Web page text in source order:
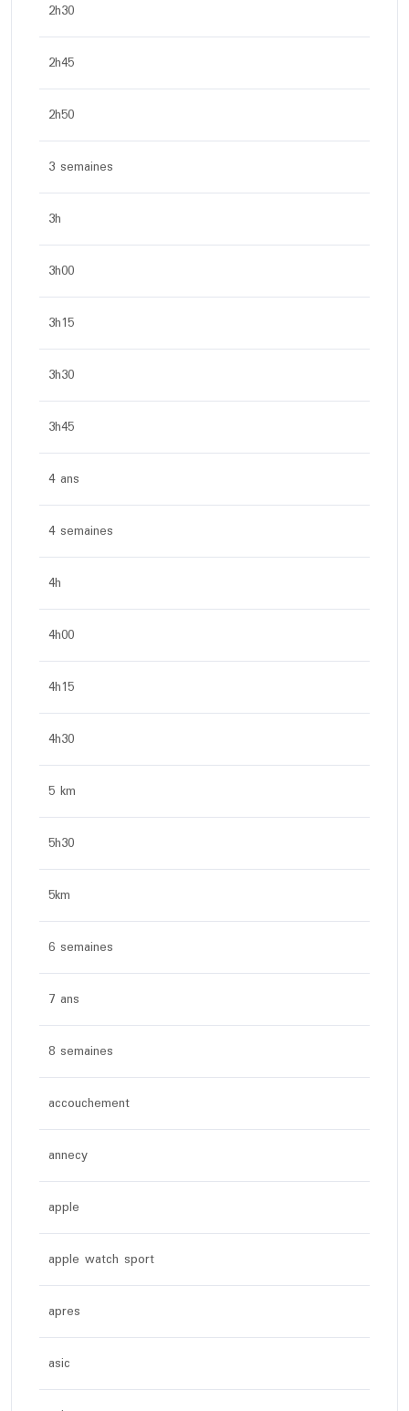
2h30
2h45
2h50
3 semaines
3h
3h00
3h15
3h30
3h45
4 ans
4 semaines
4h
4h00
4h15
4h30
5 km
5h30
5km
6 semaines
7 ans
8 semaines
accouchement
annecy
apple
apple watch sport
apres
asic